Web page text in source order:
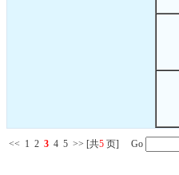
<< 1 2 3 4 5 >> [共5 页] Go